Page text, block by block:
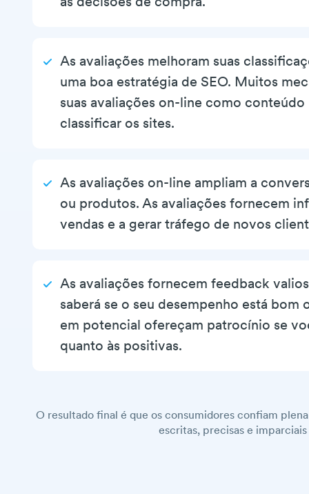
As avaliações melhoram suas
uma boa estratégia de SEO. Muitos
suas avaliações on-line como
classificar os sites.
As avaliações on-line ampliam a
ou produtos. As avaliações fornecem
vendas e a gerar tráfego de novos
As avaliações fornecem feedback
saberá se o seu desempenho está
em potencial ofereçam patrocínio se
quanto às positivas.
O resultado final é que os consumidores confiam
escritas, precisas e